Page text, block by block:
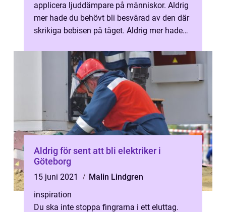
applicera ljuddämpare på människor. Aldrig
mer hade du behövt bli besvärad av den där
skrikiga bebisen på tåget. Aldrig mer hade
Aldrig för sent att bli elektriker i
Göteborg
15 juni 2021
Malin Lindgren
inspiration
Du ska inte stoppa fingrarna i ett eluttag.